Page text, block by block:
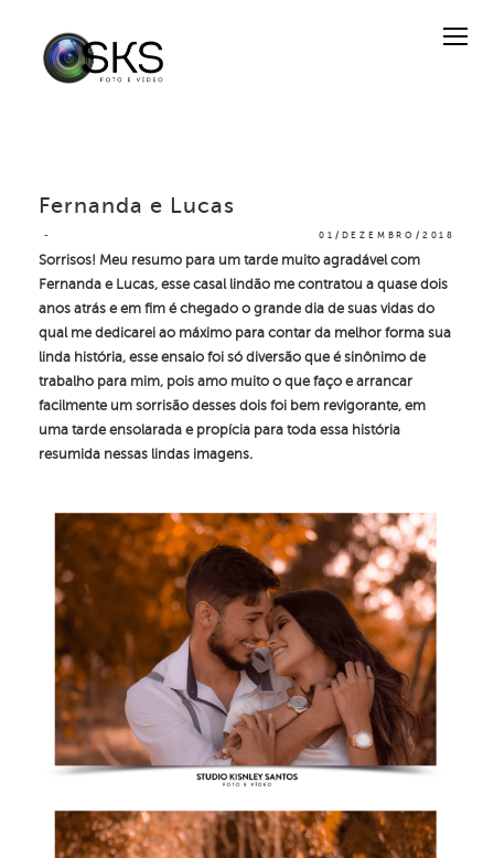
01/DEZEMBRO/2018
Fernanda e Lucas
Sorrisos! Meu resumo para um tarde muito agradável com
Fernanda e Lucas, esse casal lindão me contratou a quase dois
anos atrás e em fim é chegado o grande dia de suas vidas do
qual me dedicarei ao máximo para contar da melhor forma sua
linda história, esse ensaio foi só diversão que é sinônimo de
trabalho para mim, pois amo muito o que faço e arrancar
facilmente um sorrisão desses dois foi bem revigorante, em
uma tarde ensolarada e propícia para toda essa história
resumida nessas lindas imagens.